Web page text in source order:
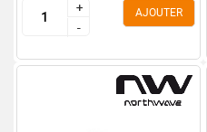
+
-
+
-
AJOUTER